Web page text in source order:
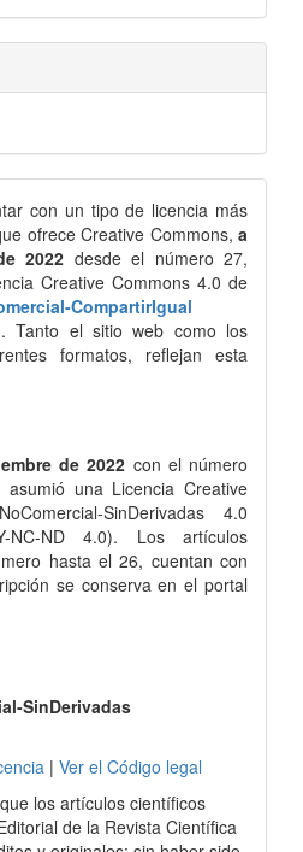
con un tipo de licencia más
ofrece Creative Commons, a
2022 desde el número 27,
Creative Commons 4.0 de
CompartirIgual
Tanto el sitio web como los
formatos, reflejan esta
de 2022 con el número
una Licencia Creative
SinDerivadas 4.0
NC-ND 4.0). Los artículos
hasta el 26, cuentan con
se conserva en el portal
SinDerivadas
| Ver el Código legal
los artículos científicos
de la Revista Científica